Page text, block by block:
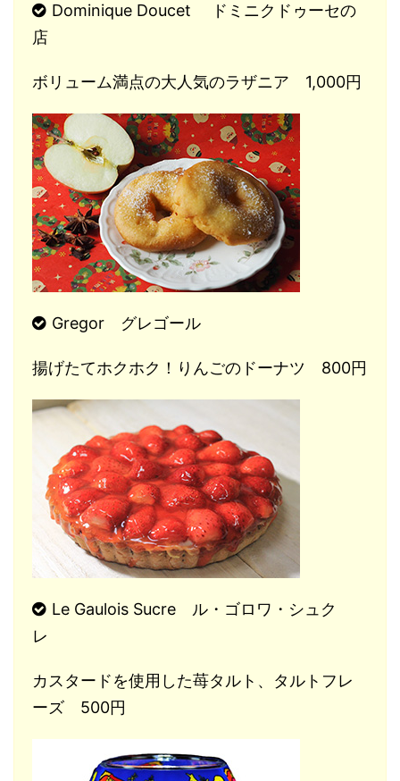
Dominique Doucet ドミニクドゥーセの
店
ボリューム満点の大人気のラザニア 1,000円
Gregor グレゴール
揚げたてホクホク！りんごのドーナツ 800円
Le Gaulois Sucre ル・ゴロワ・シュク
レ
カスタードを使用した苺タルト、タルトフレ
ーズ 500円